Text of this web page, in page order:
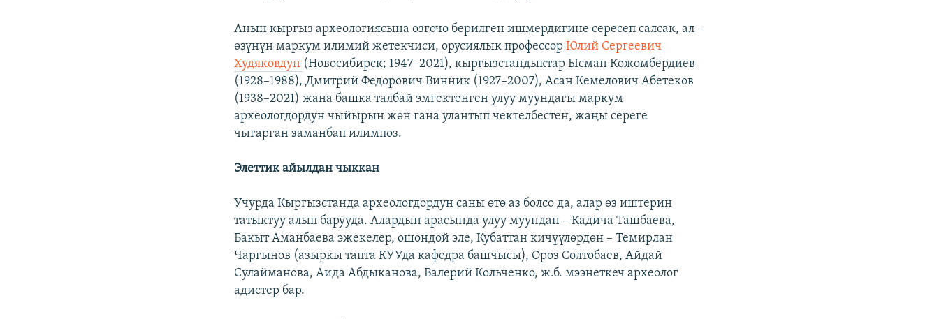
Анын кыргыз археологиясына өзгөчө берилген ишмердигине сересеп салсак, ал –
өзүнүн маркум илимий жетекчиси, орусиялык профессорЮлий Сергеевич
Худяковдун (Новосибирск; 1947–2021), кыргызстандыктар Ысман Кожомбердиев
(1928–1988), Дмитрий Федорович Винник (1927–2007), Асан Кемелович Абетеков
(1938–2021) жана башка талбай эмгектенген улуу муундагы маркум
археологдордун чыйырын жөн гана улантып чектелбестен, жаңы сереге
чыгарган заманбап илимпоз.
Элеттик айылдан чыккан
Учурда Кыргызстанда археологдордун саны өтө аз болсо да, алар өз иштерин
татыктуу алып барууда. Алардын арасында улуу муундан – Кадича Ташбаева,
Бакыт Аманбаева эжекелер, ошондой эле, Кубаттан кичүүлөрдөн – Темирлан
Чаргынов (азыркы тапта КУУда кафедра башчысы), Ороз Солтобаев, Айдай
Сулайманова, Аида Абдыканова, Валерий Кольченко, ж.б. мээнеткеч археолог
адистер бар.